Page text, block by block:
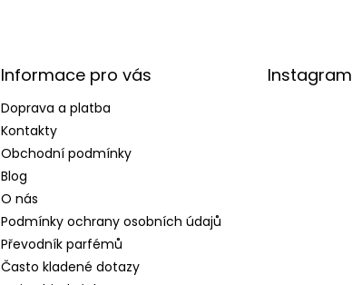
Informace pro vás
Doprava a platba
Kontakty
Obchodní podmínky
Blog
O nás
Podmínky ochrany osobních údajů
Převodník parfémů
Často kladené dotazy
Instagram